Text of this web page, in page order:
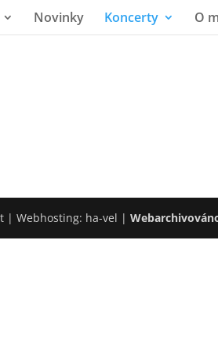
Novinky Koncerty O
| Webhosting: ha-vel |